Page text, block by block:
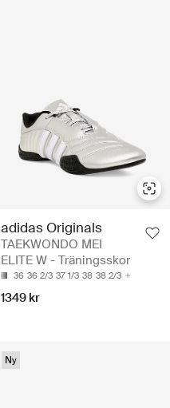
adidas Originals
TAEKWONDO MEI
ELITE W - Träningsskor
36 36 2/3 37 1/3 38 38 2/3
1349 kr
Ny